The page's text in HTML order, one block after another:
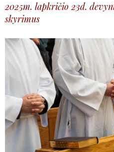
2025m. lapkričio 23d.
skyrimus